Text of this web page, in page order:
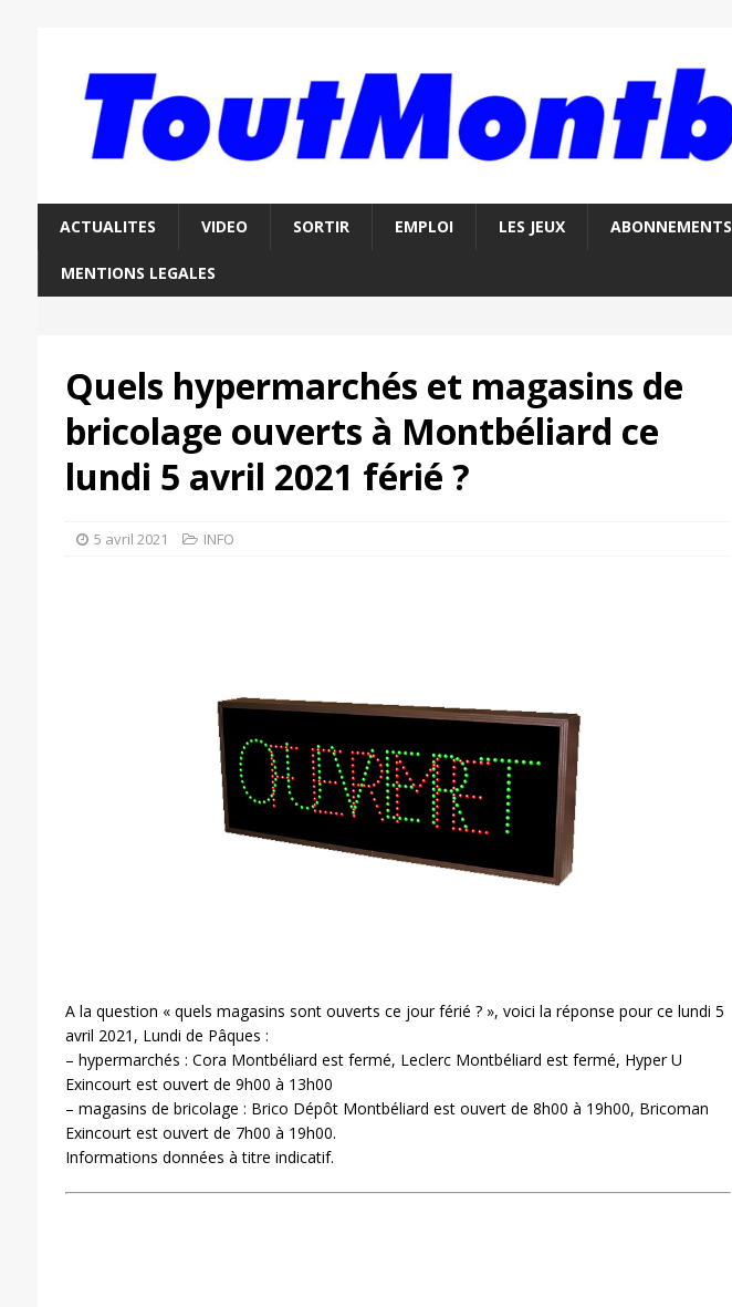
ACTUALITES VIDEO SORTIR EMPLOI LES JEUX ABONNEMENTS
MENTIONS LEGALES
Quels hypermarchés et magasins de
bricolage ouverts à Montbéliard ce
lundi 5 avril 2021 férié ?
5 avril 2021 INFO
A la question « quels magasins sont ouverts ce jour férié ? », voici la réponse pour ce lundi 5
avril 2021, Lundi de Pâques :
– hypermarchés : Cora Montbéliard est fermé, Leclerc Montbéliard est fermé, Hyper U
Exincourt est ouvert de 9h00 à 13h00
– magasins de bricolage : Brico Dépôt Montbéliard est ouvert de 8h00 à 19h00, Bricoman
Exincourt est ouvert de 7h00 à 19h00.
Informations données à titre indicatif.